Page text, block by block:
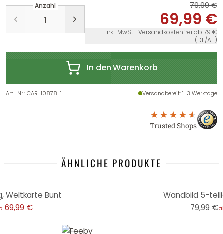
Anzahl 79,99 €
69,99 €
inkl. MwSt. · Versandkostenfrei ab 79 €
(DE/AT)
In den Warenkorb
Art.-Nr.:CAR-10878-1 Versandbereit: 1-3 Werktage
Trusted Shops
ÄHNLICHE PRODUKTE
Weltkarte Bunt
69,99 €
Wandbild 5-
79,99 €